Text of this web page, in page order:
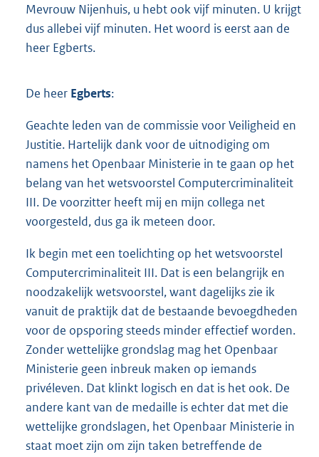
Mevrouw Nijenhuis, u hebt ook vijf minuten. U krijgt
dus allebei vijf minuten. Het woord is eerst aan de
heer Egberts.
De heer Egberts:
Geachte leden van de commissie voor Veiligheid en
Justitie. Hartelijk dank voor de uitnodiging om
namens het Openbaar Ministerie in te gaan op het
belang van het wetsvoorstel Computercriminaliteit
III. De voorzitter heeft mij en mijn collega net
voorgesteld, dus ga ik meteen door.
Ik begin met een toelichting op het wetsvoorstel
Computercriminaliteit III. Dat is een belangrijk en
noodzakelijk wetsvoorstel, want dagelijks zie ik
vanuit de praktijk dat de bestaande bevoegdheden
voor de opsporing steeds minder effectief worden.
Zonder wettelijke grondslag mag het Openbaar
Ministerie geen inbreuk maken op iemands
privéleven. Dat klinkt logisch en dat is het ook. De
andere kant van de medaille is echter dat met die
wettelijke grondslagen, het Openbaar Ministerie in
staat moet zijn om zijn taken betreffende de